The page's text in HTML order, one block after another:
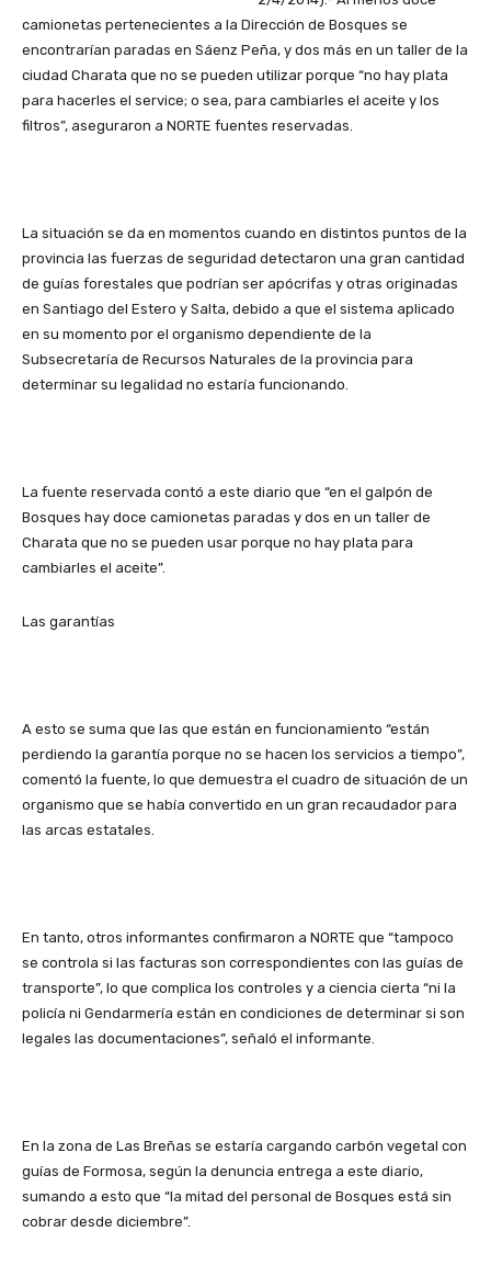
camionetas pertenecientes a la Dirección de Bosques se
encontrarían paradas en Sáenz Peña, y dos más en un taller de la
ciudad Charata que no se pueden utilizar porque “no hay plata
para hacerles el service; o sea, para cambiarles el aceite y los
filtros”, aseguraron a NORTE fuentes reservadas.
La situación se da en momentos cuando en distintos puntos de la
provincia las fuerzas de seguridad detectaron una gran cantidad
de guías forestales que podrían ser apócrifas y otras originadas
en Santiago del Estero y Salta, debido a que el sistema aplicado
en su momento por el organismo dependiente de la
Subsecretaría de Recursos Naturales de la provincia para
determinar su legalidad no estaría funcionando.
La fuente reservada contó a este diario que “en el galpón de
Bosques hay doce camionetas paradas y dos en un taller de
Charata que no se pueden usar porque no hay plata para
cambiarles el aceite”.
Las garantías
A esto se suma que las que están en funcionamiento “están
perdiendo la garantía porque no se hacen los servicios a tiempo”,
comentó la fuente, lo que demuestra el cuadro de situación de un
organismo que se había convertido en un gran recaudador para
las arcas estatales.
En tanto, otros informantes confirmaron a NORTE que “tampoco
se controla si las facturas son correspondientes con las guías de
transporte”, lo que complica los controles y a ciencia cierta “ni la
policía ni Gendarmería están en condiciones de determinar si son
legales las documentaciones”, señaló el informante.
En la zona de Las Breñas se estaría cargando carbón vegetal con
guías de Formosa, según la denuncia entrega a este diario,
sumando a esto que “la mitad del personal de Bosques está sin
cobrar desde diciembre”.